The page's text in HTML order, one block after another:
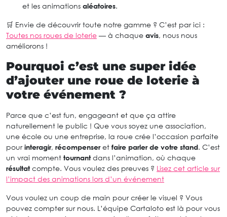
et les animations aléatoires.
🛒 Envie de découvrir toute notre gamme ? C’est par ici :
Toutes nos roues de loterie — à chaque avis, nous nous
améliorons !
Pourquoi c’est une super idée
d’ajouter une roue de loterie à
votre événement ?
Parce que c’est fun, engageant et que ça attire
naturellement le public ! Que vous soyez une association,
une école ou une entreprise, la roue crée l’occasion parfaite
pourinteragir, récompenseret faire parler de votre stand. C’est
un vrai moment tournantdans l’animation, où chaque
résultatcompte. Vous voulez des preuves ? Lisez cet article sur
l’impact des animations lors d’un événement
Vous voulez un coup de main pour créer le visuel ? Vous
pouvez compter sur nous. L’équipe Cartaloto est là pour vous